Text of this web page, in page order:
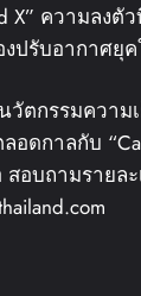
X” ความลง
ปรับอากาศยุ
วัตกรรมควา
ดกาลกับ
อบถามรายละ